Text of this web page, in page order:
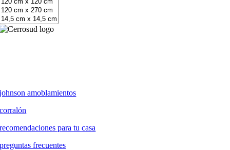
johnson amoblamientos
corralón
recomendaciones para tu casa
preguntas frecuentes